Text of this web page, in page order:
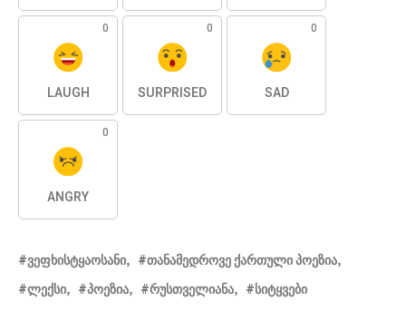
0
LAUGH
0
SURPRISED
0
SAD
0
ANGRY
ᲕᲔᲤᲮᲘᲡᲢᲧᲐᲝᲡᲐᲜᲘ
ᲗᲐᲜᲐᲛᲔᲓᲠᲝᲕᲔ ᲥᲐᲠᲗᲣᲚᲘ ᲞᲝᲔᲖᲘᲐ
ᲚᲔᲥᲡᲘ
ᲞᲝᲔᲖᲘᲐ ᲠᲣᲡᲗᲕᲔᲚᲘᲐᲜᲐ ᲡᲘᲢᲧᲕᲔᲑᲘ